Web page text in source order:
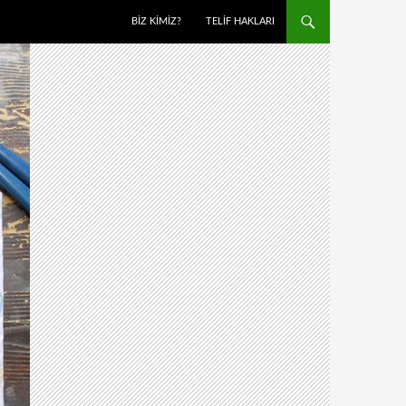
BIZ KIMIZ? TELIF HAKLARI